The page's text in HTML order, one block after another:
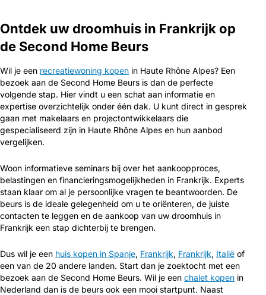
Ontdek uw droomhuis in Frankrijk op
de Second Home Beurs
Wil je een recreatiewoning kopen in Haute Rhône Alpes? Een
bezoek aan de Second Home Beurs is dan de perfecte
volgende stap. Hier vindt u een schat aan informatie en
expertise overzichtelijk onder één dak. U kunt direct in gesprek
gaan met makelaars en projectontwikkelaars die
gespecialiseerd zijn in Haute Rhône Alpes en hun aanbod
vergelijken.
Woon informatieve seminars bij over het aankoopproces,
belastingen en financieringsmogelijkheden in Frankrijk. Experts
staan klaar om al je persoonlijke vragen te beantwoorden. De
beurs is de ideale gelegenheid om u te oriënteren, de juiste
contacten te leggen en de aankoop van uw droomhuis in
Frankrijk een stap dichterbij te brengen.
Dus wil je een huis kopen in Spanje, Frankrijk, Frankrijk, Italië of
een van de 20 andere landen. Start dan je zoektocht met een
bezoek aan de Second Home Beurs. Wil je een chalet kopen in
Nederland dan is de beurs ook een mooi startpunt. Naast